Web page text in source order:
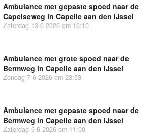
Ambulance met gepaste spoed naar de
Capelseweg in Capelle aan den IJssel
Zaterdag 13-6-2026 om 16:10
Ambulance met grote spoed naar de
Bermweg in Capelle aan den IJssel
Zondag 7-6-2026 om 23:53
Ambulance met gepaste spoed naar de
Bermweg in Capelle aan den IJssel
Zaterdag 6-6-2026 om 11:00